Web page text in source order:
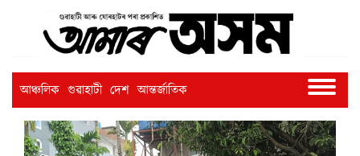
আঞ্চলিক গুৱাহাটী দেশ আন্তৰ্জাতিক